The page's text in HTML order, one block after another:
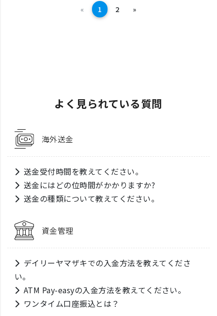
« 前へ 1 2 »次へ
よく見られている質問
海外送金
送金受付時間を教えてください。
送金にはどの位時間がかかりますか?
送金の種類について教えてください。
資金管理
デイリーヤマザキでの入金方法を教えてくださ
い。
ATM Pay-easyの入金方法を教えてください。
ワンタイム口座振込とは？